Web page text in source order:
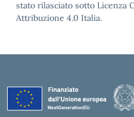
stato rilasciato sotto Licenza
Attribuzione 4.0 Italia.